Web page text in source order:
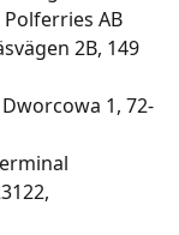
AB
2B, 149
1, 72-